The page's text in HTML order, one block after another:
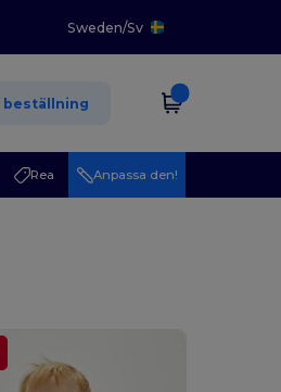
Sweden/Sv
beställning
Rea Anpassa den!